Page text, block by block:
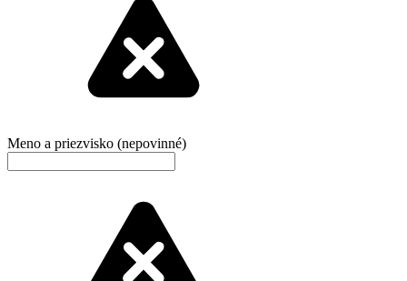
Meno a priezvisko (nepovinné)